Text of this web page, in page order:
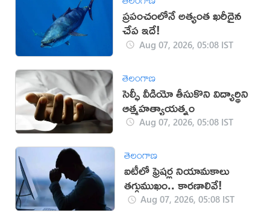
ప్రపంచంలోనే అత్యంత ఖరీదైన
చేప ఇదే!
Aug 07, 2026, 05:08 IST
తెలంగాణ
సెల్ఫీ వీడియో తీసుకొని విద్యార్థిని
ఆత్మహత్యాయత్నం
Aug 07, 2026, 05:08 IST
తెలంగాణ
ఐటీలో ఫ్రెషర్ల నియామకాలు
తగ్గుముఖం.. కారణాలివే!
Aug 07, 2026, 05:08 IST